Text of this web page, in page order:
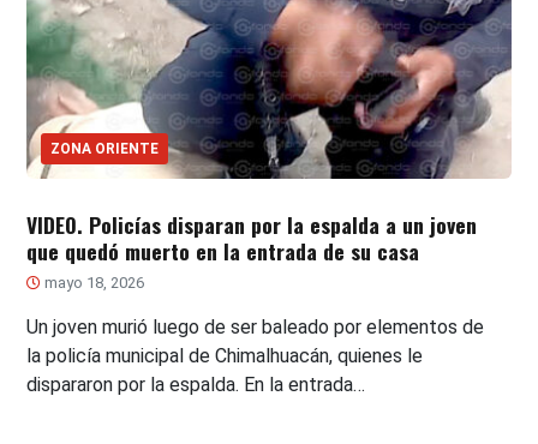
ZONA ORIENTE
VIDEO. Policías disparan por la espalda a un joven
que quedó muerto en la entrada de su casa
mayo 18, 2026
Un joven murió luego de ser baleado por elementos de
la policía municipal de Chimalhuacán, quienes le
dispararon por la espalda. En la entrada…